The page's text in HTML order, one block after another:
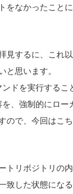
をなかったこと
見するに、これ
と思います。
ドを実行するこ
、強制的にロー
ので、今回はこ
トリポジトリの
致した状態にな